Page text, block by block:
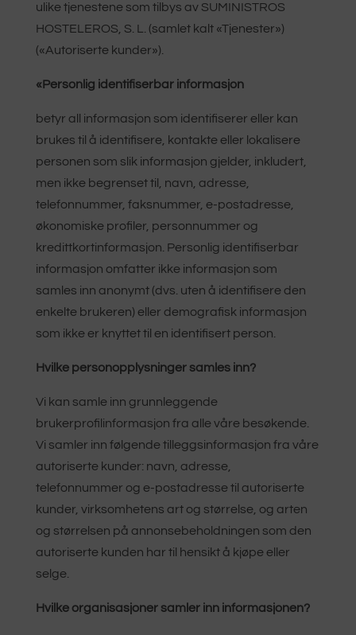
ulike tjenestene som tilbys av SUMINISTROS
HOSTELEROS, S. L. (samlet kalt «Tjenester»)
(«Autoriserte kunder»).
«Personlig identifiserbar informasjon
betyr all informasjon som identifiserer eller kan
brukes til å identifisere, kontakte eller lokalisere
personen som slik informasjon gjelder, inkludert,
men ikke begrenset til, navn, adresse,
telefonnummer, faksnummer, e-postadresse,
økonomiske profiler, personnummer og
kredittkortinformasjon. Personlig identifiserbar
informasjon omfatter ikke informasjon som
samles inn anonymt (dvs. uten å identifisere den
enkelte brukeren) eller demografisk informasjon
som ikke er knyttet til en identifisert person.
Hvilke personopplysninger samles inn?
Vi kan samle inn grunnleggende
brukerprofilinformasjon fra alle våre besøkende.
Vi samler inn følgende tilleggsinformasjon fra våre
autoriserte kunder: navn, adresse,
telefonnummer og e-postadresse til autoriserte
kunder, virksomhetens art og størrelse, og arten
og størrelsen på annonsebeholdningen som den
autoriserte kunden har til hensikt å kjøpe eller
selge.
Hvilke organisasjoner samler inn informasjonen?